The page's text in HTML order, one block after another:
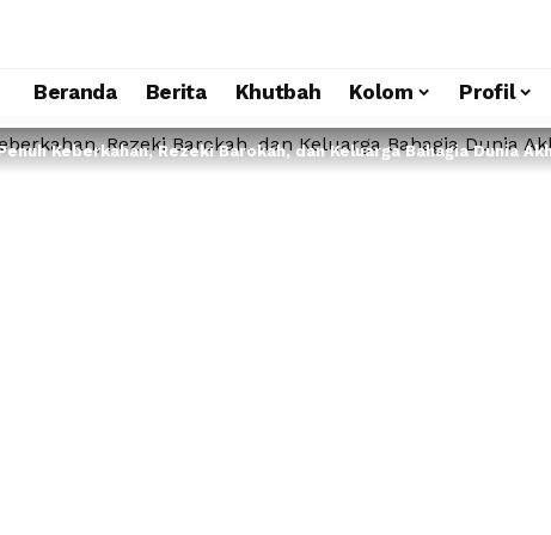
Beranda Berita Khutbah Kolom Profil
Keberkahan, Rezeki Barokah, dan Keluarga Bahagia Dunia